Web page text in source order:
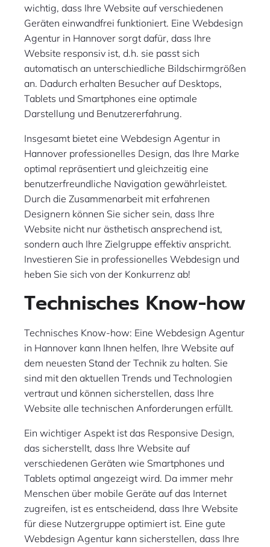
wichtig, dass Ihre Website auf verschiedenen
Geräten einwandfrei funktioniert. Eine Webdesign
Agentur in Hannover sorgt dafür, dass Ihre
Website responsiv ist, d.h. sie passt sich
automatisch an unterschiedliche Bildschirmgrößen
an. Dadurch erhalten Besucher auf Desktops,
Tablets und Smartphones eine optimale
Darstellung und Benutzererfahrung.
Insgesamt bietet eine Webdesign Agentur in
Hannover professionelles Design, das Ihre Marke
optimal repräsentiert und gleichzeitig eine
benutzerfreundliche Navigation gewährleistet.
Durch die Zusammenarbeit mit erfahrenen
Designern können Sie sicher sein, dass Ihre
Website nicht nur ästhetisch ansprechend ist,
sondern auch Ihre Zielgruppe effektiv anspricht.
Investieren Sie in professionelles Webdesign und
heben Sie sich von der Konkurrenz ab!
Technisches Know-how
Technisches Know-how: Eine Webdesign Agentur
in Hannover kann Ihnen helfen, Ihre Website auf
dem neuesten Stand der Technik zu halten. Sie
sind mit den aktuellen Trends und Technologien
vertraut und können sicherstellen, dass Ihre
Website alle technischen Anforderungen erfüllt.
Ein wichtiger Aspekt ist das Responsive Design,
das sicherstellt, dass Ihre Website auf
verschiedenen Geräten wie Smartphones und
Tablets optimal angezeigt wird. Da immer mehr
Menschen über mobile Geräte auf das Internet
zugreifen, ist es entscheidend, dass Ihre Website
für diese Nutzergruppe optimiert ist. Eine gute
Webdesign Agentur kann sicherstellen, dass Ihre